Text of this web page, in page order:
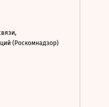
(Роскомнадзор)